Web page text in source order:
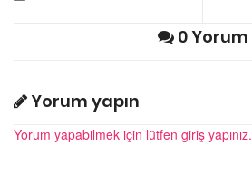
0 Yorum
Yorum yapın
Yorum yapabilmek için lütfen giriş yapınız.